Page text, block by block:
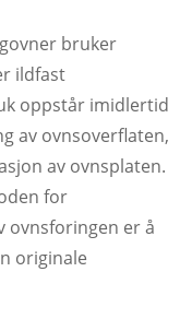
bruker
ildfast
oppstår imidlertid
av ovnsoverflaten,
av ovnsplaten.
for
ovnsforingen er å
originale